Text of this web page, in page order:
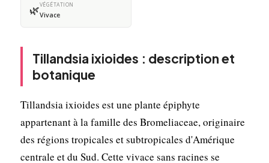
🌿VÉGÉTATION
Vivace
Tillandsia ixioides : description et
botanique
Tillandsia ixioides est une plante épiphyte
appartenant à la famille des Bromeliaceae, originaire
des régions tropicales et subtropicales d'Amérique
centrale et du Sud. Cette vivace sans racines se